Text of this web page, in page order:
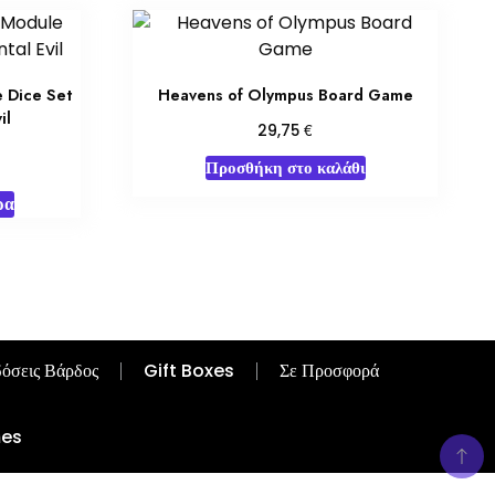
Dice Set
Heavens of Olympus Board Game
29,75€
Προσθήκη στο καλάθι
Βάρδος Gift Boxes Σε Προσφορά